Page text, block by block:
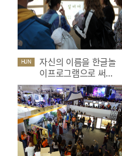
HUN
자신의 이름을 한글놀
이프로그램으로 써...